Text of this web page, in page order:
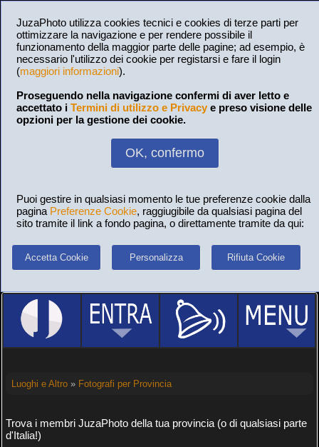
JuzaPhoto utilizza cookies tecnici e cookies di terze parti per
ottimizzare la navigazione e per rendere possibile il
funzionamento della maggior parte delle pagine; ad esempio, è
necessario l'utilizzo dei cookie per registarsi e fare il login
(maggiori informazioni).
Proseguendo nella navigazione confermi di aver letto e
accettato i Termini di utilizzo e Privacy e preso visione delle
opzioni per la gestione dei cookie.
OK, confermo
Puoi gestire in qualsiasi momento le tue preferenze cookie dalla
pagina Preferenze Cookie, raggiugibile da qualsiasi pagina del
sito tramite il link a fondo pagina, o direttamente tramite da qui:
Accetta Cookie Personalizza Rifiuta Cookie
Luoghi e Altro» Fotografi per Provincia
Trova i membri JuzaPhoto della tua provincia (o di qualsiasi parte
d'Italia!)